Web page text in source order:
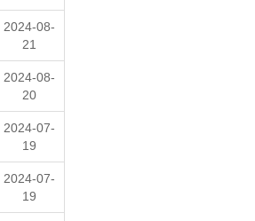
2024-08-
21
2024-08-
20
2024-07-
19
2024-07-
19